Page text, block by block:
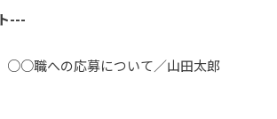
---
○○職への応募について／山田太郎